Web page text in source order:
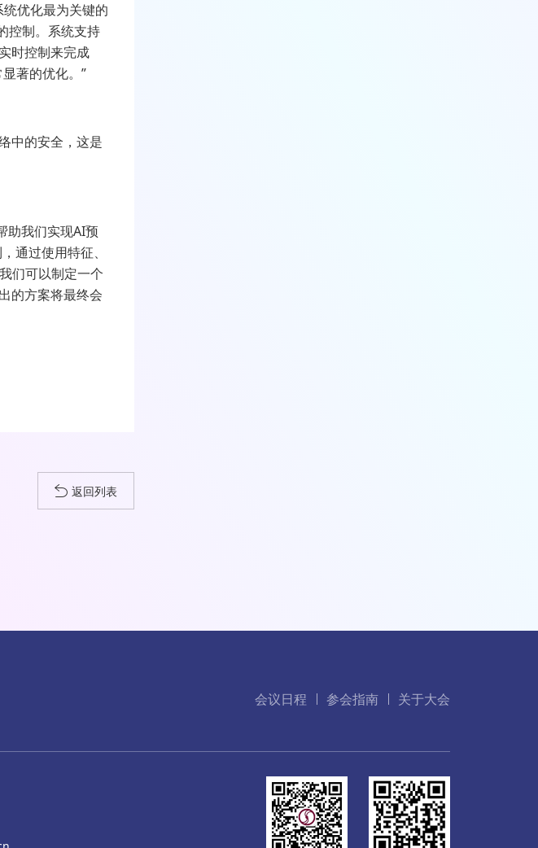
优化最为关键的
控制。系统支持
时控制来完成
著的优化。”
中的安全，这是
助我们实现AI预
通过使用特征、
们可以制定一个
的方案将最终会
返回列表
会议日程 参会指南 关于大会